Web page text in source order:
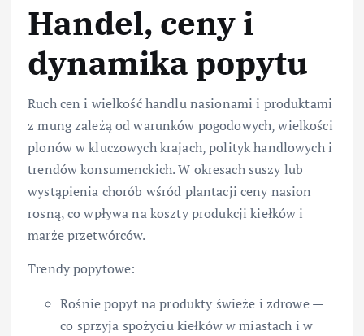
Handel, ceny i
dynamika popytu
Ruch cen i wielkość handlu nasionami i produktami
z mung zależą od warunków pogodowych, wielkości
plonów w kluczowych krajach, polityk handlowych i
trendów konsumenckich. W okresach suszy lub
wystąpienia chorób wśród plantacji ceny nasion
rosną, co wpływa na koszty produkcji kiełków i
marże przetwórców.
Trendy popytowe:
Rośnie popyt na produkty świeże i zdrowe —
co sprzyja spożyciu kiełków w miastach i w